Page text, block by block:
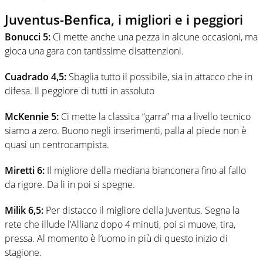
Juventus-Benfica, i migliori e i peggiori
Bonucci 5: Ci mette anche una pezza in alcune occasioni, ma
gioca una gara con tantissime disattenzioni.
Cuadrado 4,5: Sbaglia tutto il possibile, sia in attacco che in
difesa. Il peggiore di tutti in assoluto
McKennie 5: Ci mette la classica “garra” ma a livello tecnico
siamo a zero. Buono negli inserimenti, palla al piede non è
quasi un centrocampista.
Miretti 6: Il migliore della mediana bianconera fino al fallo
da rigore. Da li in poi si spegne.
Milik 6,5: Per distacco il migliore della Juventus. Segna la
rete che illude l’Allianz dopo 4 minuti, poi si muove, tira,
pressa. Al momento è l’uomo in più di questo inizio di
stagione.